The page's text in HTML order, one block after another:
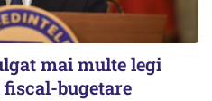
mai multe legi
bugetare